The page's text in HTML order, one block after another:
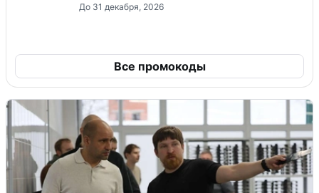
До 31 декабря, 2026
Все промокоды